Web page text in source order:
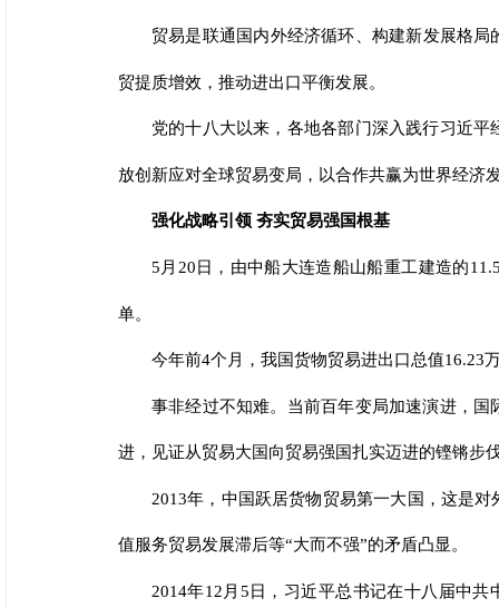
贸易是联通国内外经济循环、构建新发展格
贸提质增效，推动进出口平衡发展。
党的十八大以来，各地各部门深入践行习近
放创新应对全球贸易变局，以合作共赢为世界经济
强化战略引领 夯实贸易强国根基
5月20日，由中船大连造船山船重工建造的
单。
今年前4个月，我国货物贸易进出口总值16.23
事非经过不知难。当前百年变局加速演进，
进，见证从贸易大国向贸易强国扎实迈进的铿锵步
2013年，中国跃居货物贸易第一大国，这是
值服务贸易发展滞后等“大而不强”的矛盾凸显。
2014年12月5日，习近平总书记在十八届中